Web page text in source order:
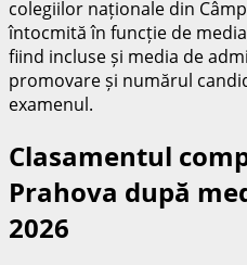
colegiilor naționale din
întocmită în funcție de
fiind incluse și media de
promovare și numărul
examenul.
Clasamentul
Prahova după
2026